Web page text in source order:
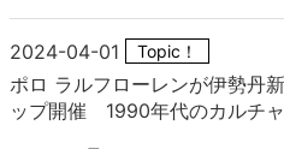
2024-04-01 Topic！
ポロ ラルフローレンが伊勢丹
ップ開催 1990年代のカルチ